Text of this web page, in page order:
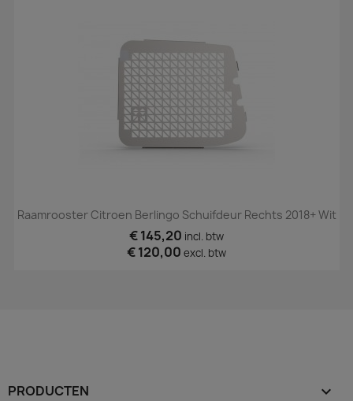
Raamrooster Citroen Berlingo Schuifdeur Rechts 2018+ Wit
€ 145,20 incl. btw
€ 120,00 excl. btw
PRODUCTEN 